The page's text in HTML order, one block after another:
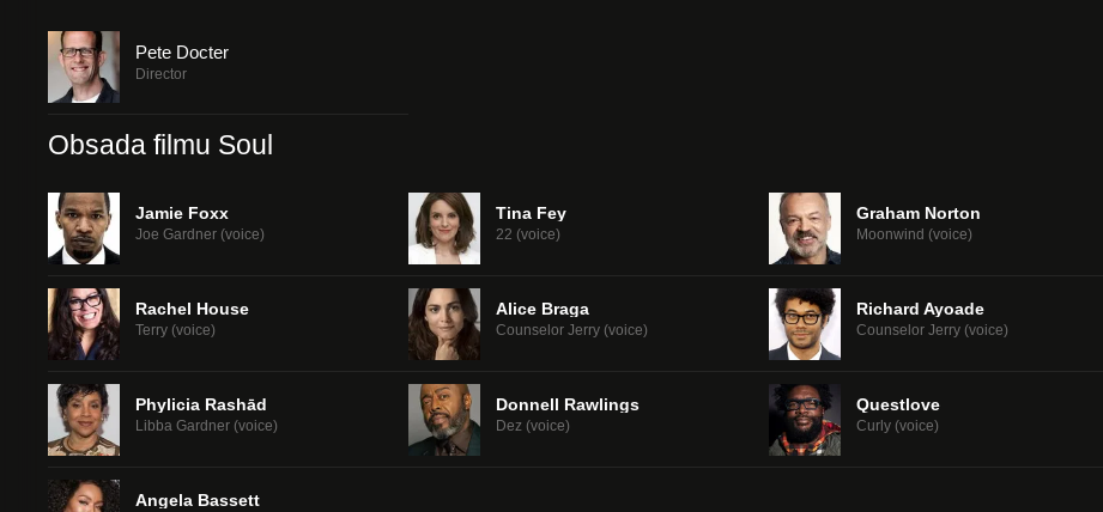
Pete Docter
Director
Obsada filmu Soul
Jamie Foxx
Joe Gardner (voice)
Tina Fey
22 (voice)
Graham Norton
Moonwind (voice)
Rachel House
Terry (voice)
Alice Braga
Counselor Jerry (voice)
Richard Ayoade
Counselor Jerry (voice)
Phylicia Rashād
Libba Gardner (voice)
Donnell Rawlings
Dez (voice)
Questlove
Curly (voice)
Angela Bassett